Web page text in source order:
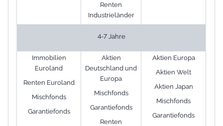
Renten
Industrieländer
4-7 Jahre
Immobilien
Euroland
Renten Euroland
Mischfonds
Garantiefonds
Aktien
Deutschland und
Europa
Mischfonds
Garantiefonds
Renten
Aktien Europa
Aktien Welt
Aktien Japan
Mischfonds
Garantiefonds